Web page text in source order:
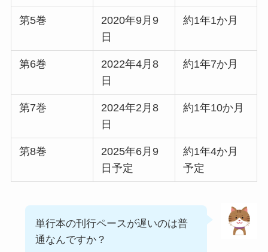
第5巻
2020年9月9
日
約1年1か月
第6巻
2022年4月8
日
約1年7か月
第7巻
2024年2月8
日
約1年10か月
第8巻
2025年6月9
日予定
約1年4か月
予定
単行本の刊行ペースが遅いのは普
通なんですか？